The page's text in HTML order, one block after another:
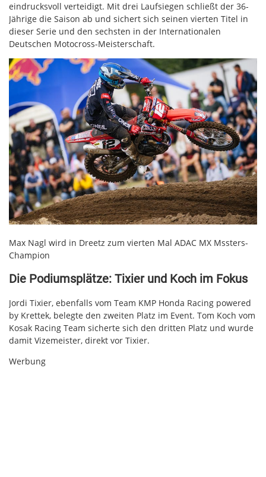
eindrucksvoll verteidigt. Mit drei Laufsiegen schließt der 36-
Jährige die Saison ab und sichert sich seinen vierten Titel in
dieser Serie und den sechsten in der Internationalen
Deutschen Motocross-Meisterschaft.
Max Nagl wird in Dreetz zum vierten Mal ADAC MX Mssters-
Champion
Die Podiumsplätze: Tixier und Koch im Fokus
Jordi Tixier, ebenfalls vom Team KMP Honda Racing powered
by Krettek, belegte den zweiten Platz im Event. Tom Koch vom
Kosak Racing Team sicherte sich den dritten Platz und wurde
damit Vizemeister, direkt vor Tixier.
Werbung